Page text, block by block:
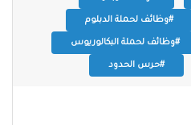
#وظائف لحملة الدبلوم
#وظائف لحملة البكالوريوس
#حرس الحدود